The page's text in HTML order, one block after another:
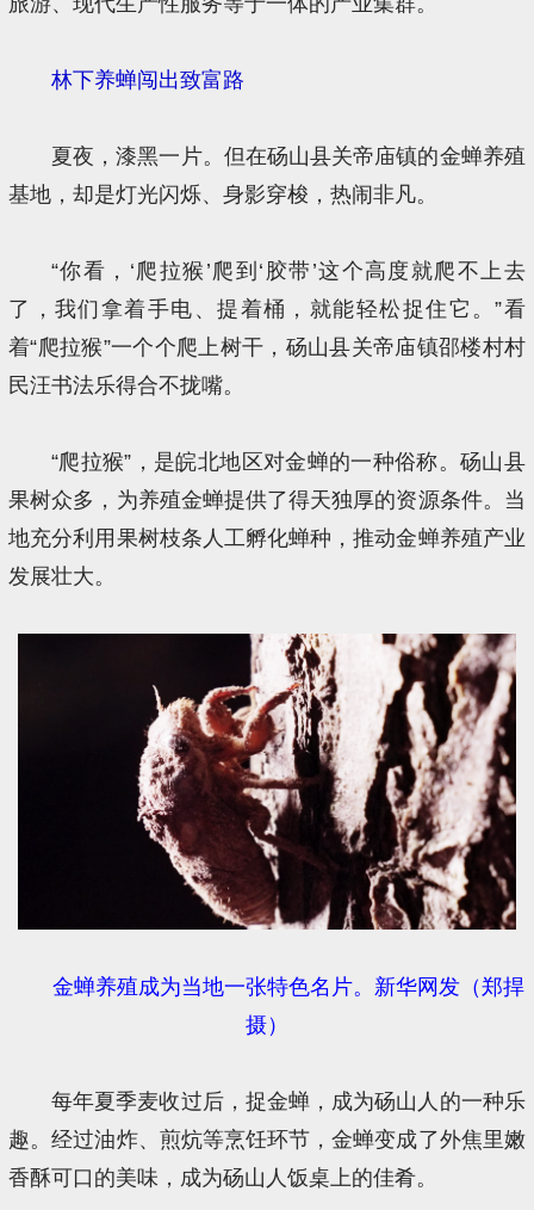
林下养蝉闯出致富路
夏夜，漆黑一片。但在砀山县关帝庙镇的金蝉养殖
基地，却是灯光闪烁、身影穿梭，热闹非凡。
“你看，‘爬拉猴’爬到‘胶带’这个高度就爬不上去
了，我们拿着手电、提着桶，就能轻松捉住它。”看
着“爬拉猴”一个个爬上树干，砀山县关帝庙镇邵楼村村
民汪书法乐得合不拢嘴。
“爬拉猴”，是皖北地区对金蝉的一种俗称。砀山县
果树众多，为养殖金蝉提供了得天独厚的资源条件。当
地充分利用果树枝条人工孵化蝉种，推动金蝉养殖产业
发展壮大。
金蝉养殖成为当地一张特色名片。新华网发（郑捍
摄）
每年夏季麦收过后，捉金蝉，成为砀山人的一种乐
趣。经过油炸、煎炕等烹饪环节，金蝉变成了外焦里嫩
香酥可口的美味，成为砀山人饭桌上的佳肴。